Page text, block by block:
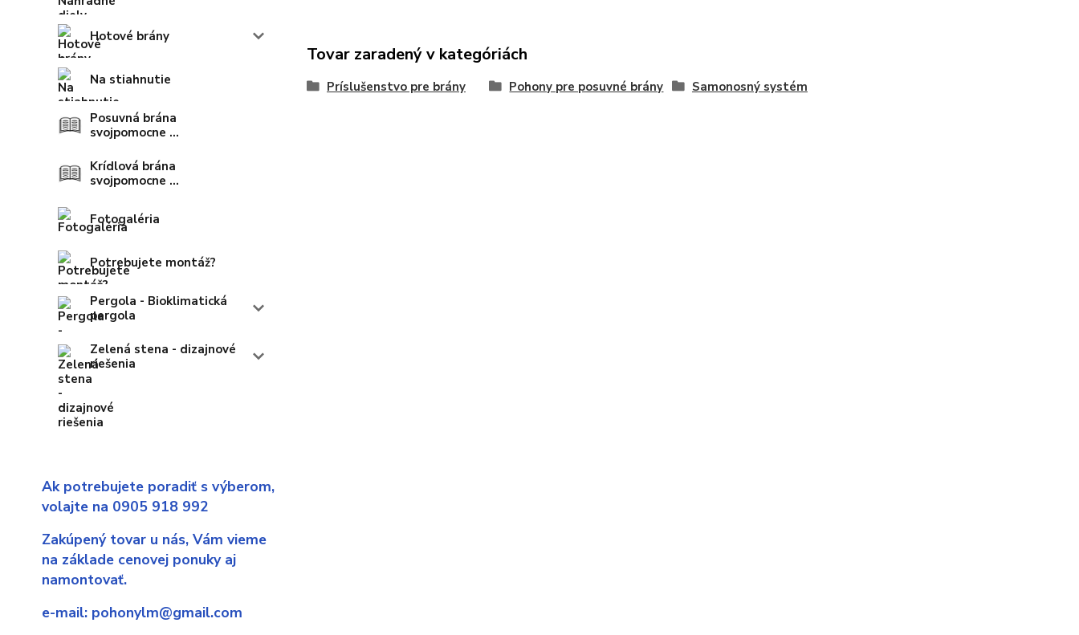
Hotové brány
Na stiahnutie
Posuvná brána
svojpomocne ...
Krídlová brána
svojpomocne ...
Fotogaléria
Potrebujete montáž?
Pergola - Bioklimatická
pergola
Zelená stena - dizajnové
riešenia
Ak potrebujete poradiť s výberom,
volajte na 0905 918 992
Zakúpený tovar u nás, Vám vieme
na základe cenovej ponuky aj
namontovať.
e-mail: pohonylm@gmail.com
Tovar zaradený v kategóriách
Príslušenstvo pre brány Pohony pre posuvné brány Samonosný systém